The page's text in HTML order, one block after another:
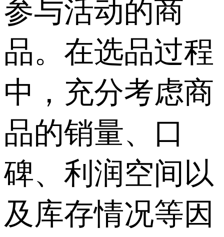
参与活动的商
品。在选品过程
中，充分考虑商
品的销量、口
碑、利润空间以
及库存情况等因